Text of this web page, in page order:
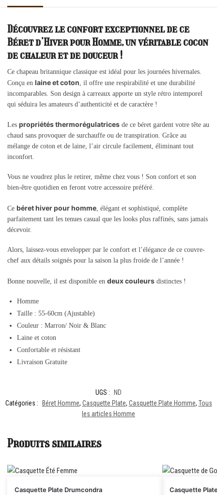
Découvrez le confort exceptionnel de ce
Béret d’Hiver pour Homme, un véritable cocon
de chaleur et de douceur !
Ce chapeau britannique classique est idéal pour les journées hivernales.
Conçu en laine et coton , il offre une respirabilité et une durabilité
incomparables. Son design à carreaux apporte un style rétro intemporel
qui séduira les amateurs d’authenticité et de caractère !
Les propriétés thermorégulatrices de ce béret gardent votre tête au
chaud sans provoquer de surchauffe ou de transpiration. Grâce au
mélange de coton et de laine, l’air circule facilement, éliminant tout
inconfort.
Vous ne voudrez plus le retirer, même chez vous ! Son confort et son
bien-être quotidien en feront votre accessoire préféré.
Ce béret hiver pour homme , élégant et sophistiqué, complète
parfaitement tant les tenues casual que les looks plus raffinés, sans jamais
décevoir.
Alors, laissez-vous envelopper par le confort et l’élégance de ce couvre-
chef aux détails soignés pour la saison la plus froide de l’année !
Bonne nouvelle, il est disponible en deux couleurs distinctes !
Homme
Taille : 55-60cm (Ajustable)
Couleur : Marron/ Noir & Blanc
Laine et coton
Confortable et résistant
Livraison Gratuite
UGS :
ND
Catégories :
Béret Homme, Casquette Plate, Casquette Plate Homme, Tous
les articles Homme
Produits similaires
Casquette Plate Drumcondra Casquette